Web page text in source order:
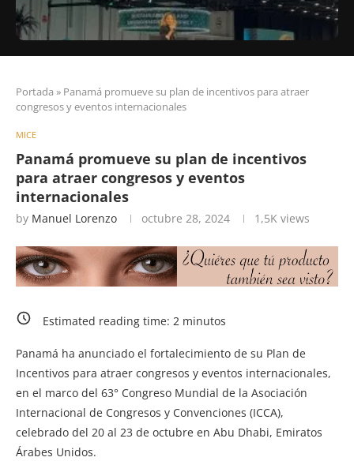
Portada » Panamá promueve su plan de incentivos para atraer
congresos y eventos internacionales
MICE
Panamá promueve su plan de incentivos
para atraer congresos y eventos
internacionales
by Manuel Lorenzo octubre 28, 2024 1,5K views
Estimated reading time: 2 minutos
Panamá ha anunciado el fortalecimiento de su Plan de
Incentivos para atraer congresos y eventos internacionales,
en el marco del 63° Congreso Mundial de la Asociación
Internacional de Congresos y Convenciones (ICCA),
celebrado del 20 al 23 de octubre en Abu Dhabi, Emiratos
Árabes Unidos.